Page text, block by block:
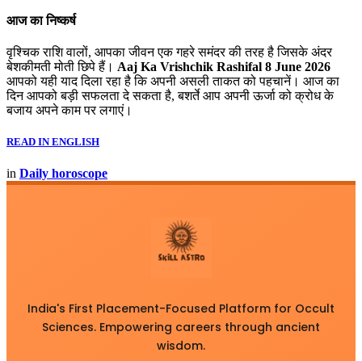
आज का निष्कर्ष
वृश्चिक राशि वालों, आपका जीवन एक गहरे समंदर की तरह है जिसके अंदर
बेशकीमती मोती छिपे हैं। Aaj Ka Vrishchik Rashifal 8 June 2026
आपको यही याद दिला रहा है कि अपनी असली ताकत को पहचानें। आज का
दिन आपको बड़ी सफलता दे सकता है, बशर्ते आप अपनी ऊर्जा को क्रोध के
बजाय अपने काम पर लगाएं।
READ IN ENGLISH
in Daily horoscope
India's First Placement-Focused Platform for Occult
Sciences. Empowering careers through ancient
wisdom.